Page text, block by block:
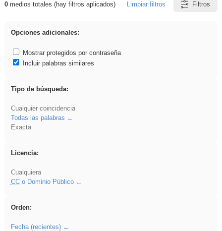
Resultados de: Benagulu
0medios totales (hay filtros aplicados) Limpiar filtros Filtros
Opciones adicionales:
Mostrar protegidos por contraseña
Incluir palabras similares
Tipo de búsqueda:
Cualquier coincidencia
Todas las palabras
Exacta
Licencia:
Cualquiera
CCo Dominio Público
Orden:
Fecha (recientes)